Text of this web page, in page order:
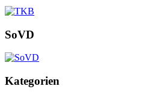
SoVD
Kategorien